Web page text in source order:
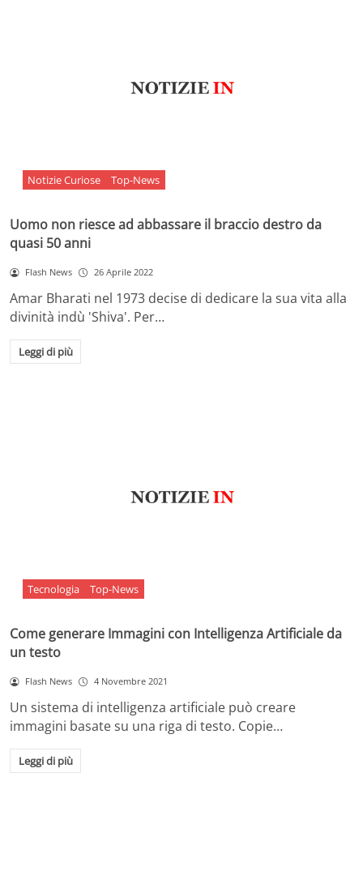
Notizie Curiose Top-News
Uomo non riesce ad abbassare il braccio destro da
quasi 50 anni
Flash News 26 Aprile 2022
Amar Bharati nel 1973 decise di dedicare la sua vita alla
divinità indù 'Shiva'. Per…
Leggi di più
Tecnologia Top-News
Come generare Immagini con Intelligenza Artificiale da
un testo
Flash News 4 Novembre 2021
Un sistema di intelligenza artificiale può creare
immagini basate su una riga di testo. Copie…
Leggi di più